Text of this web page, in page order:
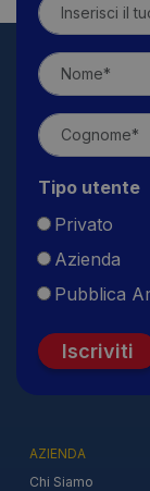
Tipo utente
Privato
Azienda
Pubblica
Iscriviti
AZIENDA
Chi Siamo